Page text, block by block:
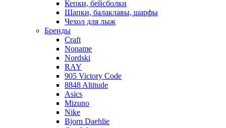
Кепки, бейсболки
Шапки, балаклавы, шарфы
Чехол для лыж
Бренды
Craft
Noname
Nordski
RAY
905 Victory Code
8848 Altitude
Asics
Mizuno
Nike
Bjorn Daehlie